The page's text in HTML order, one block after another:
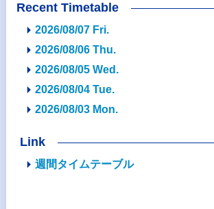
Recent Timetable
2026/08/07 Fri.
2026/08/06 Thu.
2026/08/05 Wed.
2026/08/04 Tue.
2026/08/03 Mon.
Link
週間タイムテーブル